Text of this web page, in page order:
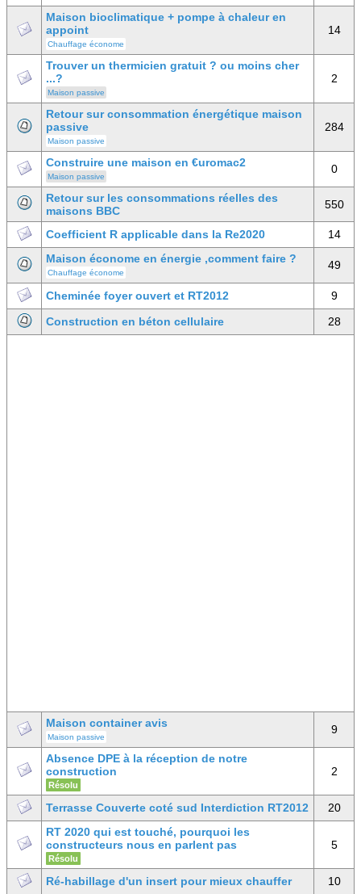
Maison bioclimatique + pompe à chaleur en
appoint
Chauffage économe
14
Trouver un thermicien gratuit ? ou moins cher
...?
Maison passive
2
Retour sur consommation énergétique maison
passive
Maison passive
284
Construire une maison en €uromac2
Maison passive
0
Retour sur les consommations réelles des
maisons BBC
550
Coefficient R applicable dans la Re2020
14
Maison économe en énergie ,comment faire ?
Chauffage économe
49
Cheminée foyer ouvert et RT2012
9
Construction en béton cellulaire
28
Maison container avis
Maison passive
9
Absence DPE à la réception de notre
construction
Résolu
2
Terrasse Couverte coté sud Interdiction RT2012
20
RT 2020 qui est touché, pourquoi les
constructeurs nous en parlent pas
Résolu
5
Ré-habillage d'un insert pour mieux chauffer 10